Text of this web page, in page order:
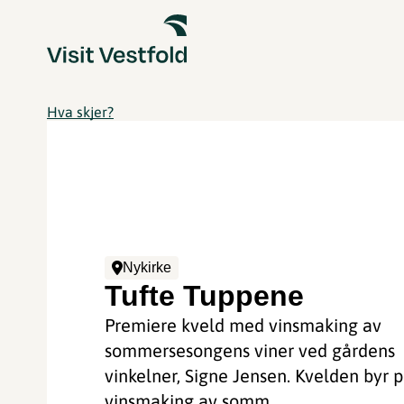
Hva skjer?
Nykirke
Tufte Tuppene
Premiere kveld med vinsmaking av
sommersesongens viner ved gårdens
vinkelner, Signe Jensen. Kvelden byr